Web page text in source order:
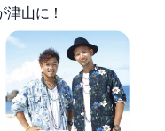
山に！